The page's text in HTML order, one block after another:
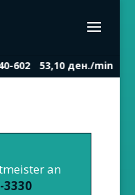
602 53,10 ден./min
an
3330